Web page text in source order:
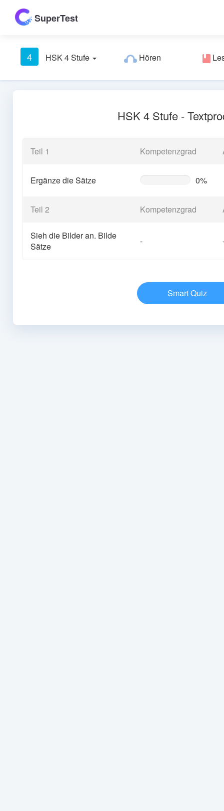
SuperTest
4 HSK 4 Stufe Hören
HSK 4 Stufe -
Teil 1 Kompetenzgrad
Ergänze die Sätze 0%
Teil 2 Kompetenzgrad
Sieh die Bilder an. Bilde
Sätze
-
Smart Quiz